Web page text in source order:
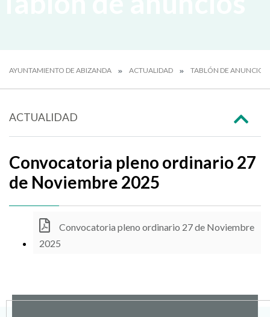
AYUNTAMIENTO DE ABIZANDA ACTUALIDAD TABLÓN DE ANUNCIOS
ACTUALIDAD
Convocatoria pleno ordinario 27
de Noviembre 2025
Convocatoria pleno ordinario 27 de Noviembre
2025